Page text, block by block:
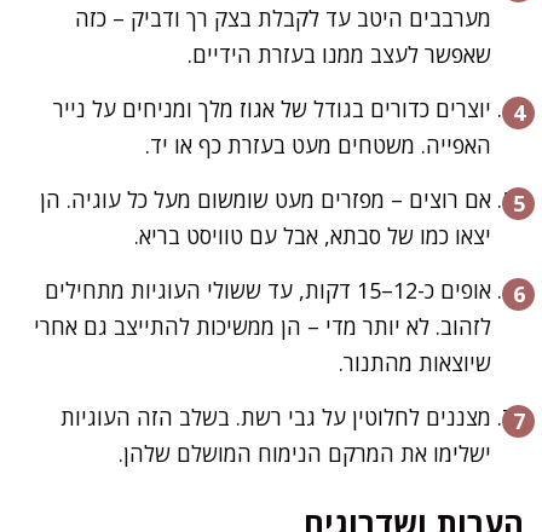
מערבבים היטב עד לקבלת בצק רך ודביק – כזה
שאפשר לעצב ממנו בעזרת הידיים.
יוצרים כדורים בגודל של אגוז מלך ומניחים על נייר
האפייה. משטחים מעט בעזרת כף או יד.
אם רוצים – מפזרים מעט שומשום מעל כל עוגיה. הן
יצאו כמו של סבתא, אבל עם טוויסט בריא.
אופים כ-12–15 דקות, עד ששולי העוגיות מתחילים
לזהוב. לא יותר מדי – הן ממשיכות להתייצב גם אחרי
שיוצאות מהתנור.
מצננים לחלוטין על גבי רשת. בשלב הזה העוגיות
ישלימו את המרקם הנימוח המושלם שלהן.